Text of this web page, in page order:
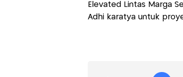
Elevated Lintas Marga
Adhi karatya untuk